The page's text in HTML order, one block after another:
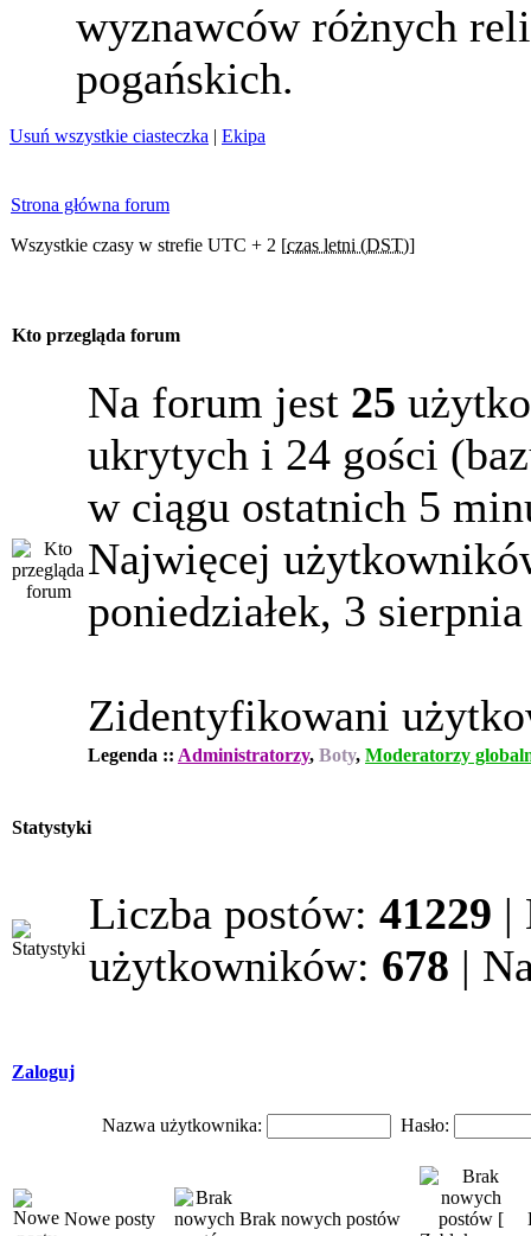
wyznawców różnych
pogańskich.
Usuń wszystkie ciasteczka | Ekipa
Strona główna forum
Wszystkie czasy w strefie UTC + 2 [czas letni (DST)]
Kto przegląda forum
Na forum jest 25
ukrytych i 24 gości
w ciągu ostatnich 5
Najwięcej
poniedziałek, 3
Zidentyfikowani
Legenda :: Administratorzy, Boty, Moderatorzy
Statystyki
Liczba postów: 41229 |
użytkowników: 678 |
Zaloguj
Nazwa użytkownika: Hasło:
Nowe posty Brak nowych postów